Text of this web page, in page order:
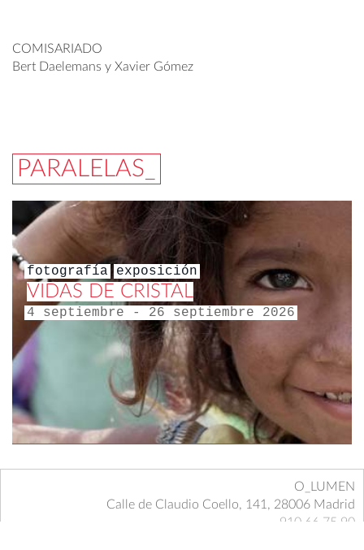
COMISARIADO
Bert Daelemans y Xavier Gómez
PARALELAS_
fotografía exposición
VIDAS DE CRISTAL
4 septiembre - 26 septiembre 2026
O_LUMEN
Calle de Claudio Coello, 141, 28006 Madrid
910 66 75 90